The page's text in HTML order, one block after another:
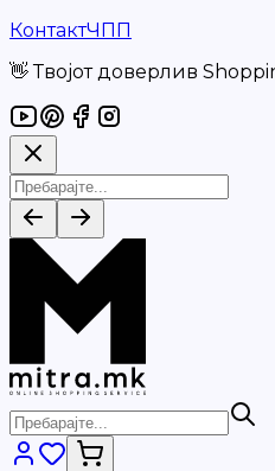
КонтактЧПП
👋 Твојот доверлив